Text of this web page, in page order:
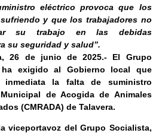
eléctrico provoca que los
y que los trabajadores no
su trabajo en las debidas
su seguridad y salud”.
26 de junio de 2025.- El Grupo
ha exigido al Gobierno local que
inmediata la falta de suministro
de Acogida de Animales
(CMRADA) de Talavera.
viceportavoz del Grupo Socialista,